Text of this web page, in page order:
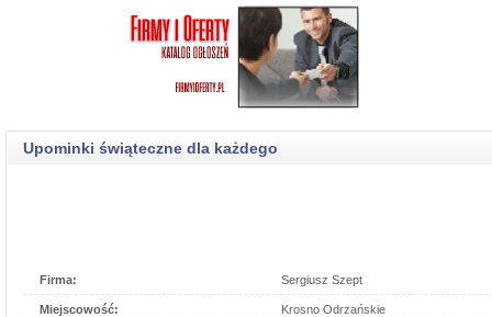
Upominki świąteczne dla każdego
Firma: Sergiusz Szept
Miejscowość: Krosno Odrzańskie